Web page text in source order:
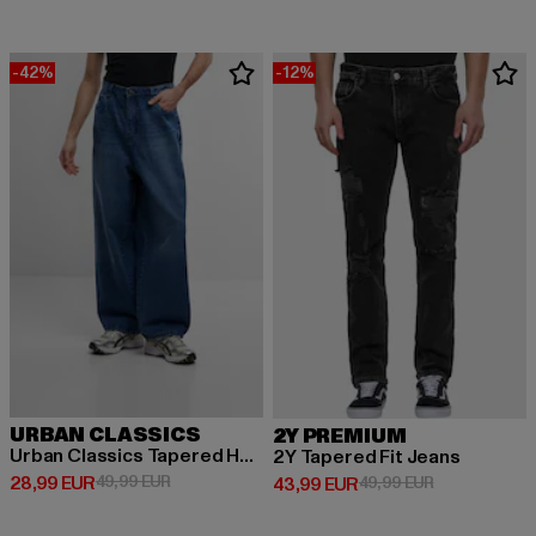
-42%
URBAN CLASSICS
Urban Classics Tapered Heavy Ounce Baggy Jeans
28,99 EUR
Derzeitiger Preis: 28,99 EUR
49,99 EURAktionspreis: 49,99 EUR
-12%
2Y PREMIUM
2Y Tapered Fit Jeans
43,99 EUR
Derzeitiger Preis: 43,99 EUR
49,99 EURAktionspreis: